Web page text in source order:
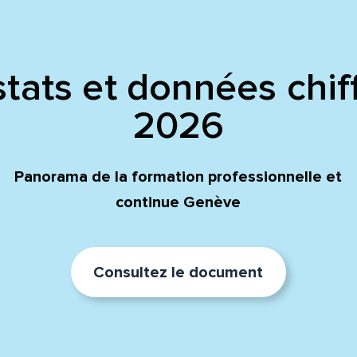
et données
2026
Panorama de la formation professionnelle et
continue Genève
Consultez le document